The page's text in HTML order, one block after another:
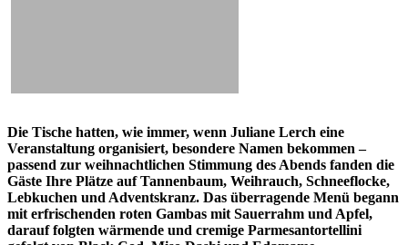
Die Tische hatten, wie immer, wenn Juliane Lerch eine
Veranstaltung organisiert, besondere Namen bekommen –
passend zur weihnachtlichen Stimmung des Abends fanden die
Gäste Ihre Plätze auf Tannenbaum, Weihrauch, Schneeflocke,
Lebkuchen und Adventskranz. Das überragende Menü begann
mit erfrischenden roten Gambas mit Sauerrahm und Apfel,
darauf folgten wärmende und cremige Parmesantortellini